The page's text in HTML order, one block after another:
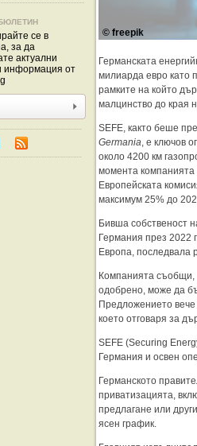
се в
за да
актуални
информация от
© freepik
Германската
милиарда евро като
рамките на който
малцинство до края
SEFE, както беше
Germania, е ключов
около 4200 км
момента компанията
Европейската
максимум 25% до
Бивша собственост
Германия през 2022
Европа, последвала
Компанията съобщи,
одобрено, може да
Предложението вече
което отговаря за
SEFE (Securing
Германия и освен
Германското
приватизацията,
предлагане или
ясен график.